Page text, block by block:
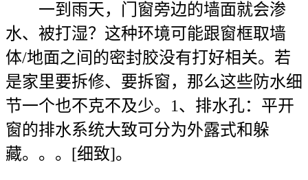
一到雨天，门窗旁边的墙面就会渗
水、被打湿？这种环境可能跟窗框取墙
体/地面之间的密封胶没有打好相关。若
是家里要拆修、要拆窗，那么这些防水细
节一个也不克不及少。1、排水孔：平开
窗的排水系统大致可分为外露式和躲
藏。。。[细致]。